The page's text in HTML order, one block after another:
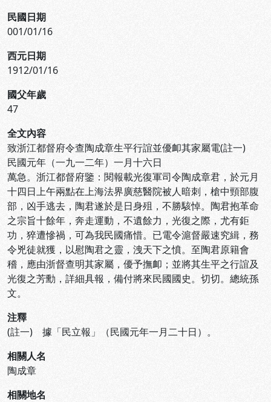
民國日期
001/01/16
西元日期
1912/01/16
國父年歲
47
全文內容
致浙江都督府令查陶成章生平行誼並優卹其家屬電(註一)
民國元年（一九一二年）一月十六日
萬急。浙江都督府鑒：閱報載光復軍司令陶成章君，於元月
十四日上午兩點在上海法界廣慈醫院被人暗刺，槍中頸部腹
部，凶手逃去，陶君遂於是日身殂，不勝駭悼。陶君抱革命
之宗旨十餘年，奔走運動，不遺餘力，光復之際，尤有鉅
功，猝遭慘禍，可為我民國痛惜。已電令滬督嚴速究緝，務
令兇徒就獲，以慰陶君之靈，洩天下之憤。至陶君原籍會
稽，應由浙督查明其家屬，優予撫卹；並將其生平之行誼及
光復之芳勳，詳細具報，備付將來民國國史。切切。總統孫
文。
注釋
(註一) 據「民立報」（民國元年一月二十日）。
相關人名
陶成章
相關地名